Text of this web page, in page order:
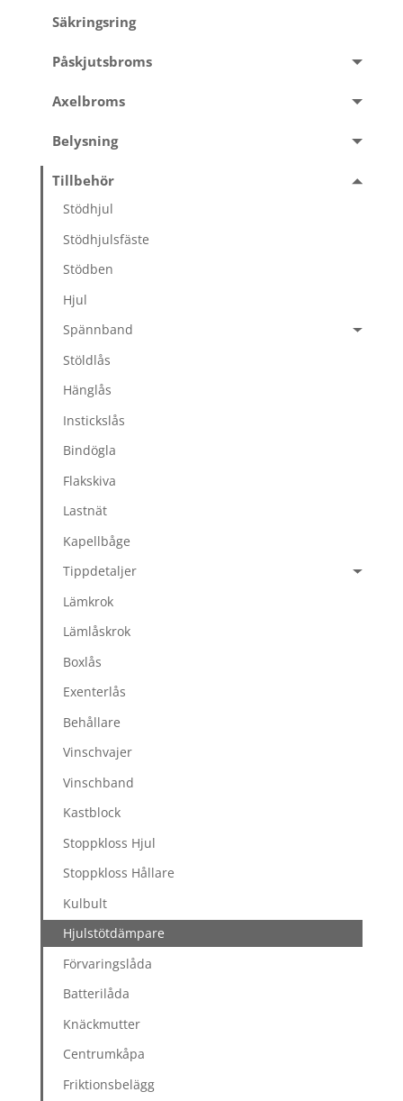
Säkringsring
Påskjutsbroms
Axelbroms
Belysning
Tillbehör
Stödhjul
Stödhjulsfäste
Stödben
Hjul
Spännband
Stöldlås
Hänglås
Instickslås
Bindögla
Flakskiva
Lastnät
Kapellbåge
Tippdetaljer
Lämkrok
Lämlåskrok
Boxlås
Exenterlås
Behållare
Vinschvajer
Vinschband
Kastblock
Stoppkloss Hjul
Stoppkloss Hållare
Kulbult
Hjulstötdämpare
Förvaringslåda
Batterilåda
Knäckmutter
Centrumkåpa
Friktionsbelägg